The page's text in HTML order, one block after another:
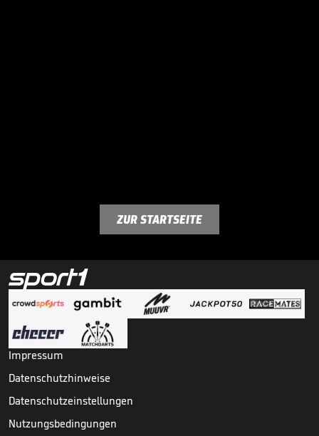
ZUR STARTSEITE
Impressum
Datenschutzhinweise
Datenschutzeinstellungen
Nutzungsbedingungen